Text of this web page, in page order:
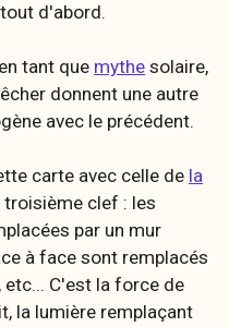
d'abord.
en tant que mythe solaire,
donnent une autre
avec le précédent.
carte avec celle de la
troisième clef : les
par un mur
à face sont remplacés
etc... C'est la force de
la lumière remplaçant